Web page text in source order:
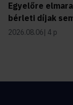
Egyelőre
bérleti díjak
2026.08.06 4 p